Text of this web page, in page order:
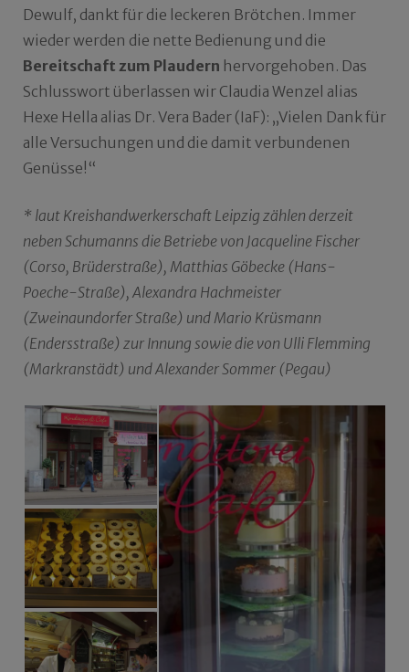
Dewulf, dankt für die leckeren Brötchen. Immer
wieder werden die nette Bedienung und die
Bereitschaft zum Plaudern hervorgehoben. Das
Schlusswort überlassen wir Claudia Wenzel alias
Hexe Hella alias Dr. Vera Bader (IaF): „Vielen Dank für
alle Versuchungen und die damit verbundenen
Genüsse!“
* laut Kreishandwerkerschaft Leipzig zählen derzeit
neben Schumanns die Betriebe von Jacqueline Fischer
(Corso, Brüderstraße), Matthias Göbecke (Hans-
Poeche-Straße), Alexandra Hachmeister
(Zweinaundorfer Straße) und Mario Krüsmann
(Endersstraße) zur Innung sowie die von Ulli Flemming
(Markranstädt) und Alexander Sommer (Pegau)